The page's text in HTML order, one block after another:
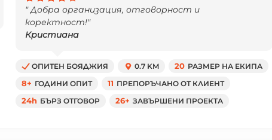
" Добра организация, отговорност и
коректност!"
Кристиана
ОПИТЕН БОЯДЖИЯ 0.7 KM 20 РАЗМЕР НА ЕКИПА
8+ ГОДИНИ ОПИТ 11 ПРЕПОРЪЧАНО ОТ КЛИЕНТ
24h БЪРЗ ОТГОВОР 26+ ЗАВЪРШЕНИ ПРОЕКТА